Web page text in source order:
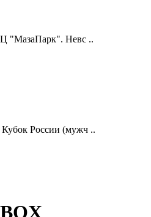
"МазаПарк". Невс ..
России (мужч ..